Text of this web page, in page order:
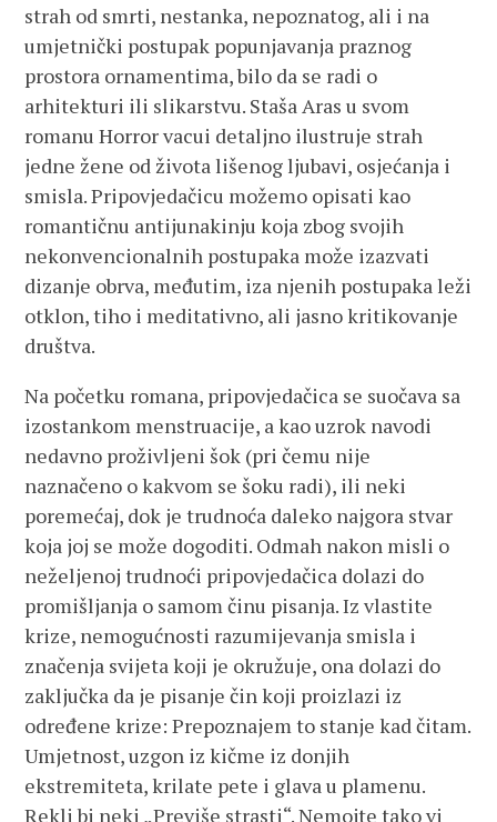
strah od smrti, nestanka, nepoznatog, ali i na
umjetnički postupak popunjavanja praznog
prostora ornamentima, bilo da se radi o
arhitekturi ili slikarstvu. Staša Aras u svom
romanu Horror vacui detaljno ilustruje strah
jedne žene od života lišenog ljubavi, osjećanja i
smisla. Pripovjedačicu možemo opisati kao
romantičnu antijunakinju koja zbog svojih
nekonvencionalnih postupaka može izazvati
dizanje obrva, međutim, iza njenih postupaka leži
otklon, tiho i meditativno, ali jasno kritikovanje
društva.
Na početku romana, pripovjedačica se suočava sa
izostankom menstruacije, a kao uzrok navodi
nedavno proživljeni šok (pri čemu nije
naznačeno o kakvom se šoku radi), ili neki
poremećaj, dok je trudnoća daleko najgora stvar
koja joj se može dogoditi. Odmah nakon misli o
neželjenoj trudnoći pripovjedačica dolazi do
promišljanja o samom činu pisanja. Iz vlastite
krize, nemogućnosti razumijevanja smisla i
značenja svijeta koji je okružuje, ona dolazi do
zaključka da je pisanje čin koji proizlazi iz
određene krize: Prepoznajem to stanje kad čitam.
Umjetnost, uzgon iz kičme iz donjih
ekstremiteta, krilate pete i glava u plamenu.
Rekli bi neki „Previše strasti“. Nemojte tako vi